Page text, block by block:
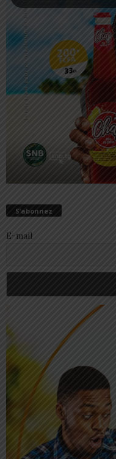
S’abonnez
E-mail